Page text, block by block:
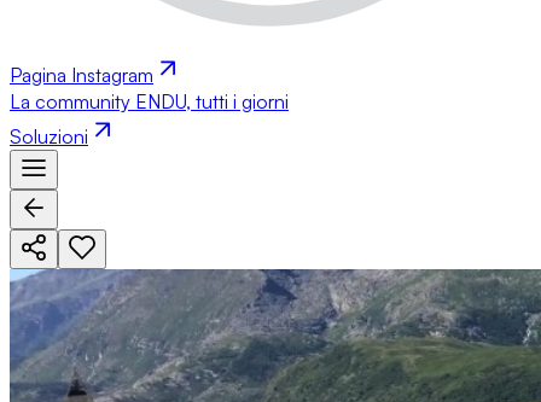
Pagina Instagram
La community ENDU, tutti i giorni
Soluzioni